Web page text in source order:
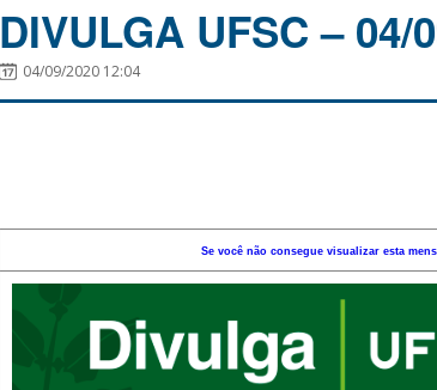
DIVULGA UFSC – 04/
04/09/2020 12:04
Se você não consegue visualizar esta